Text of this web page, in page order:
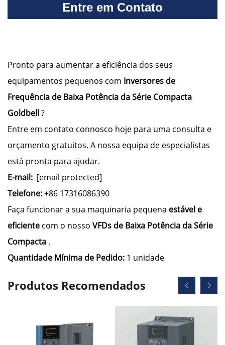
Entre em Contato
Pronto para aumentar a eficiência dos seus
equipamentos pequenos com Inversores de
Frequência de Baixa Potência da Série Compacta
Goldbell?
Entre em contato connosco hoje para uma consulta e
orçamento gratuitos. A nossa equipa de especialistas
está pronta para ajudar.
E-mail: [email protected]
Telefone:+86 17316086390
Faça funcionar a sua maquinaria pequena estável e
eficiente com o nosso VFDs de Baixa Potência da Série
Compacta .
Quantidade Mínima de Pedido: 1 unidade
Produtos Recomendados